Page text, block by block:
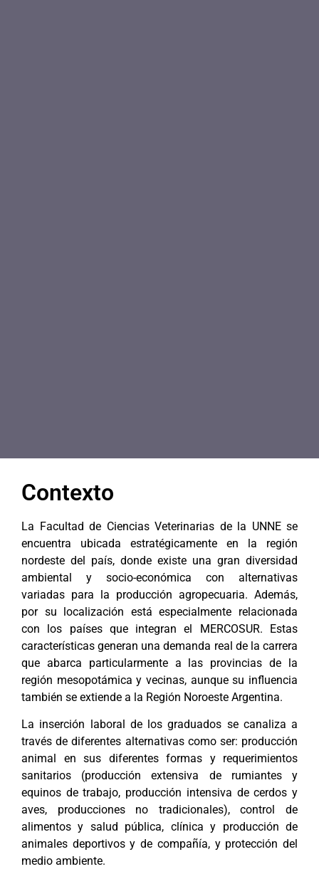
Contexto
La Facultad de Ciencias Veterinarias de la UNNE se
encuentra ubicada estratégicamente en la región
nordeste del país, donde existe una gran diversidad
ambiental y socio-económica con alternativas
variadas para la producción agropecuaria. Además,
por su localización está especialmente relacionada
con los países que integran el MERCOSUR. Estas
características generan una demanda real de la carrera
que abarca particularmente a las provincias de la
región mesopotámica y vecinas, aunque su influencia
también se extiende a la Región Noroeste Argentina.
La inserción laboral de los graduados se canaliza a
través de diferentes alternativas como ser: producción
animal en sus diferentes formas y requerimientos
sanitarios (producción extensiva de rumiantes y
equinos de trabajo, producción intensiva de cerdos y
aves, producciones no tradicionales), control de
alimentos y salud pública, clínica y producción de
animales deportivos y de compañía, y protección del
medio ambiente.